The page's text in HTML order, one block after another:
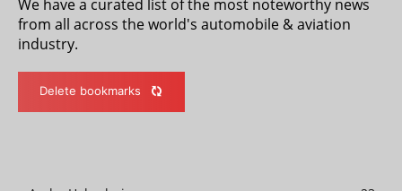
We have a curated list of the most noteworthy news
from all across the world's automobile & aviation
industry.
Delete bookmarks